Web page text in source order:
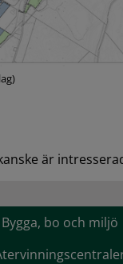
är
Bygga, bo och miljö